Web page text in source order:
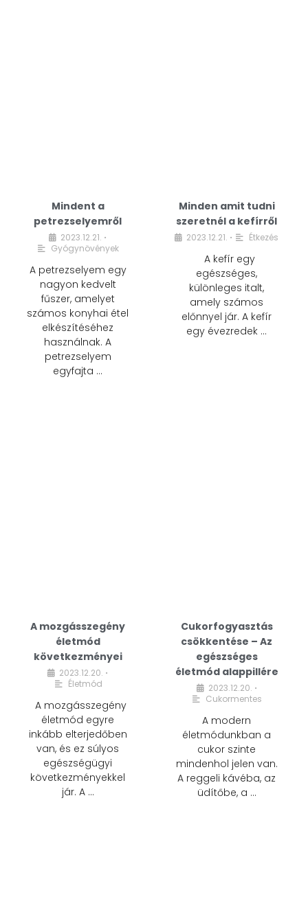
Mindent a
petrezselyemről
2023.12.21. •
Gyógynövények
A petrezselyem egy
nagyon kedvelt
fűszer, amelyet
számos konyhai étel
elkészítéséhez
használnak. A
petrezselyem
egyfajta …
Minden amit tudni
szeretnél a kefírről
2023.12.21. • Étkezés
A kefír egy
egészséges,
különleges italt,
amely számos
előnnyel jár. A kefír
egy évezredek …
A mozgásszegény
életmód
következményei
2023.12.20. •
Életmód
A mozgásszegény
életmód egyre
inkább elterjedőben
van, és ez súlyos
egészségügyi
következményekkel
jár. A …
Cukorfogyasztás
csökkentése – Az
egészséges
életmód alappillére
2023.12.20. •
Cukormentes
A modern
életmódunkban a
cukor szinte
mindenhol jelen van.
A reggeli kávéba, az
üdítőbe, a …